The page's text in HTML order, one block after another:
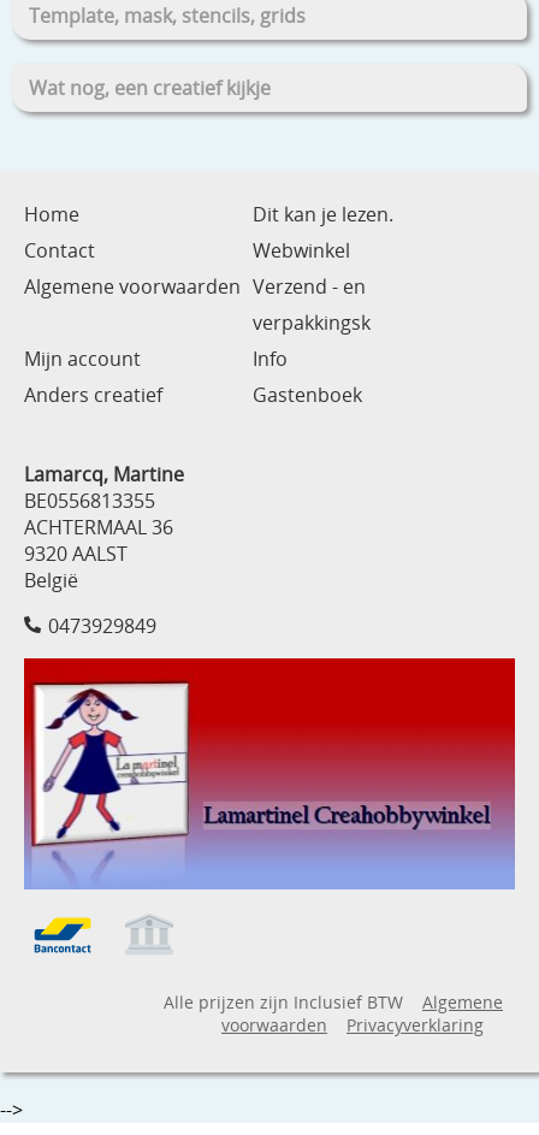
Template, mask, stencils, grids
Wat nog, een creatief kijkje
Home
Dit kan je lezen.
Contact
Webwinkel
Algemene voorwaarden Verzend - en
verpakkingsk
Mijn account
Info
Anders creatief
Gastenboek
Lamarcq, Martine
BE0556813355
ACHTERMAAL 36
9320 AALST
België
0473929849
Alle prijzen zijn Inclusief BTW
Algemene
voorwaarden
Privacyverklaring
-->